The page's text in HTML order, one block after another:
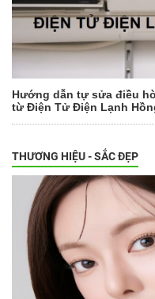
Hướng dẫn tự sửa điều
từ Điện Tử Điện Lạnh
THƯƠNG HIỆU - SẮC ĐẸP